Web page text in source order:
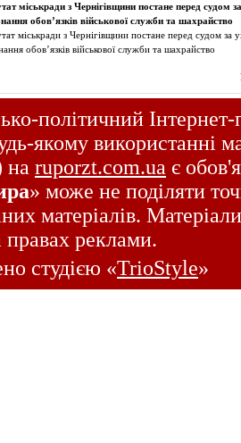
міськради з Чернігівщини постане перед судом
обов’язків військової служби та шахрайство
міськради з Чернігівщини постане перед судом за
обов’язків військової служби та шахрайство
політичний Інтернет-
якому використанні
на ruporzt.com.ua є
» може не поділяти
матеріалів.
правах реклами.
студією «TrioStyle»